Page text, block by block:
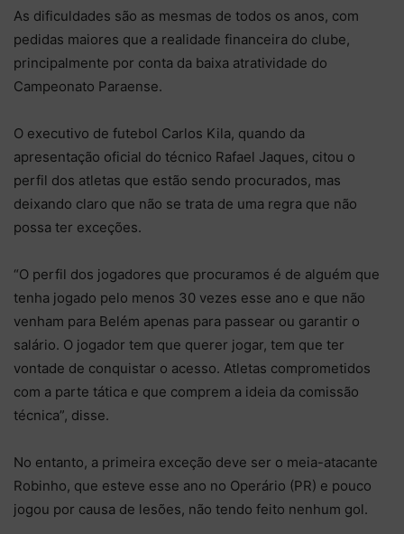
As dificuldades são as mesmas de todos os anos, com
pedidas maiores que a realidade financeira do clube,
principalmente por conta da baixa atratividade do
Campeonato Paraense.
O executivo de futebol Carlos Kila, quando da
apresentação oficial do técnico Rafael Jaques, citou o
perfil dos atletas que estão sendo procurados, mas
deixando claro que não se trata de uma regra que não
possa ter exceções.
“O perfil dos jogadores que procuramos é de alguém que
tenha jogado pelo menos 30 vezes esse ano e que não
venham para Belém apenas para passear ou garantir o
salário. O jogador tem que querer jogar, tem que ter
vontade de conquistar o acesso. Atletas comprometidos
com a parte tática e que comprem a ideia da comissão
técnica”, disse.
No entanto, a primeira exceção deve ser o meia-atacante
Robinho, que esteve esse ano no Operário (PR) e pouco
jogou por causa de lesões, não tendo feito nenhum gol.